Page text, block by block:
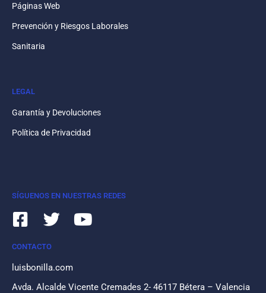
Páginas Web
Prevención y Riesgos Laborales
Sanitaria
LEGAL
Garantía y Devoluciones
Política de Privacidad
SÍGUENOS EN NUESTRAS REDES
CONTACTO
luisbonilla.com
Avda. Alcalde Vicente Cremades 2- 46117 Bétera – Valencia